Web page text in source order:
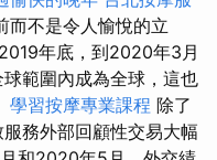
而不是令人愉悅的立
年底，到2020年3月
範圍內成為全球，這也
學習按摩專業課程 除了
務外部回顧性交易大幅